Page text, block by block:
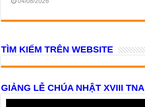
TÌM KIẾM TRÊN WEBSITE
GIẢNG LỄ CHÚA NHẬT XVIII TNA